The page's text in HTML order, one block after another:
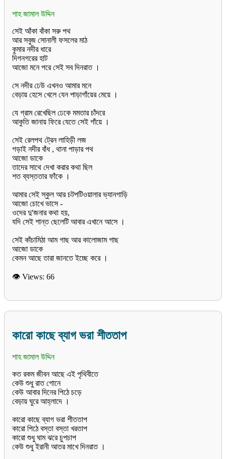
শাহ জামাল উদ্দিন
সেই আঁকা বাঁকা সরু পথ
আর সবুজ সোনালী ফসলের মাঠ
কুমার নদীর ধারে
দিগনগরের হাট
আজো মনে পরে সেই সব দিনরাত ।
সে নদীর ঢেউ এখনও আমার মনে
বেড়ায় হেসে খেলে যেন পাড়াগাঁয়ের মেয়ে ।
যে গ্রাম রেখেছিল ঢেকে মমতার চাঁদরে
আকুতি জানায় ফিরে যেতে সেই গাঁয়ে ।
সেই রেলপথ ট্রেন লাহিড়ী লজ
গড়াই নদীর বাঁধ , থানা পাড়ার পথ
আজো ডাকে
তাদের সাথে দেখা করার কথা ছিল
শত ব্যস্ততার ফাঁকে ।
আমার সেই স্কুল আর চটপটিওয়ালার ভ্যানগাড়ি
আজো চোখে ভাসে -
ওদের দু'জনার কথা হয়,
যদি সেই শান্ত ছেলেটি আবার এখানে আসে ।
সেই কাঁচামিঠা আম গাছ আর কালোজাম গাছ
আজো ডাকে
👁 Views: 66
কারো কাছে ব্যাগ ভরা শীততাপ
শাহ জামাল উদ্দিন
কত রকম জীবন আছে এই পৃথিবীতে
কেউ শুধু রাত গোনে
কেউ আবার দিনের পিঠে চড়ে
বেড়ায় ঘুরে আহ্লাদে ।
কারো কাছে ব্যাগ ভরা শীততাপ
কারো পিঠে বস্তা বস্তা খরতাপ
কারো শুধু ঘাম ঝরে চুপচাপ
কেউ শুধু ইরানী আতর মাখে দিনরাত ।